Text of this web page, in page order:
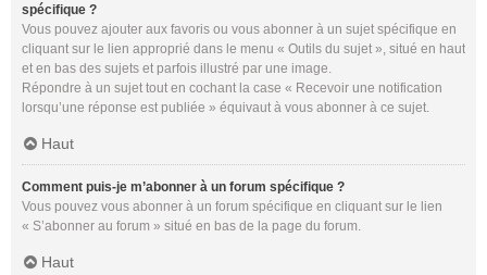
spécifique ?
Vous pouvez ajouter aux favoris ou vous abonner à un sujet spécifique en
cliquant sur le lien approprié dans le menu « Outils du sujet », situé en haut
et en bas des sujets et parfois illustré par une image.
Répondre à un sujet tout en cochant la case « Recevoir une notification
lorsqu’une réponse est publiée » équivaut à vous abonner à ce sujet.
Haut
Comment puis-je m’abonner à un forum spécifique ?
Vous pouvez vous abonner à un forum spécifique en cliquant sur le lien
« S’abonner au forum » situé en bas de la page du forum.
Haut